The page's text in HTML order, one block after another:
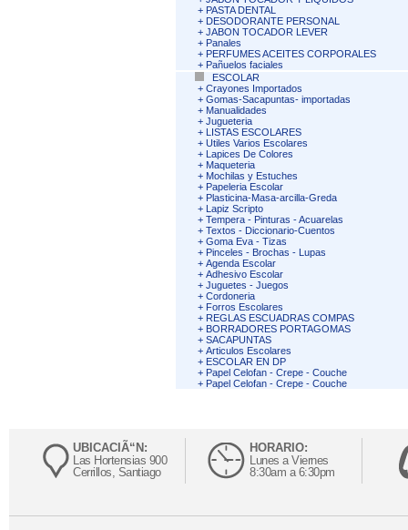
+ PASTA DENTAL
+ DESODORANTE PERSONAL
+ JABON TOCADOR LEVER
+ Panales
+ PERFUMES ACEITES CORPORALES
+ Pañuelos faciales
ESCOLAR
+ Crayones Importados
+ Gomas-Sacapuntas- importadas
+ Manualidades
+ Jugueteria
+ LISTAS ESCOLARES
+ Utiles Varios Escolares
+ Lapices De Colores
+ Maqueteria
+ Mochilas y Estuches
+ Papeleria Escolar
+ Plasticina-Masa-arcilla-Greda
+ Lapiz Scripto
+ Tempera - Pinturas - Acuarelas
+ Textos - Diccionario-Cuentos
+ Goma Eva - Tizas
+ Pinceles - Brochas - Lupas
+ Agenda Escolar
+ Adhesivo Escolar
+ Juguetes - Juegos
+ Cordoneria
+ Forros Escolares
+ REGLAS ESCUADRAS COMPAS
+ BORRADORES PORTAGOMAS
+ SACAPUNTAS
+ Articulos Escolares
+ ESCOLAR EN DP
+ Papel Celofan - Crepe - Couche
+ Papel Celofan - Crepe - Couche
UBICACIÃ“N:
Las Hortensias 900
Cerrillos, Santiago
HORARIO:
Lunes a Viernes
8:30am a 6:30pm